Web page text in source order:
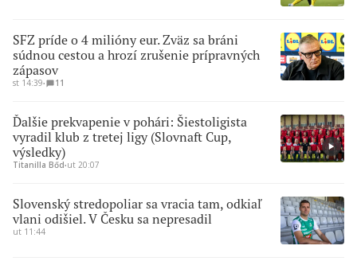
SFZ príde o 4 milióny eur. Zväz sa bráni
súdnou cestou a hrozí zrušenie prípravných
zápasov
st 14:39∙ 11
Ďalšie prekvapenie v pohári: Šiestoligista
vyradil klub z tretej ligy (Slovnaft Cup,
výsledky)
Titanilla Bőd∙ut 20:07
Slovenský stredopoliar sa vracia tam, odkiaľ
vlani odišiel. V Česku sa nepresadil
ut 11:44